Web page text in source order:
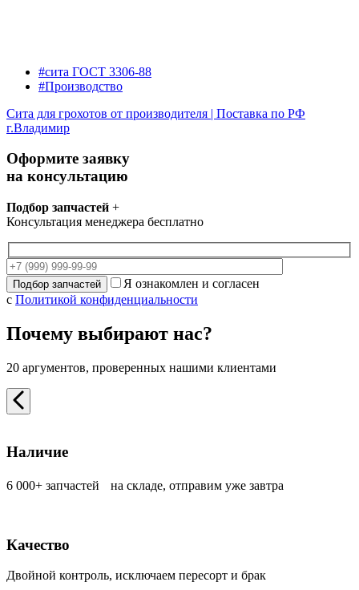
#сита ГОСТ 3306-88
#Производство
Сита для грохотов от производителя | Поставка по РФ
г.Владимир
Оформите заявку
на консультацию
Подбор запчастей +
Консультация менеджера бесплатно
Я ознакомлен и согласен
с Политикой конфиденциальности
Почему выбирают нас?
20 аргументов, проверенных нашими клиентами
Наличие
6 000+ запчастей на складе, отправим уже завтра
Качество
Двойной контроль, исключаем пересорт и брак